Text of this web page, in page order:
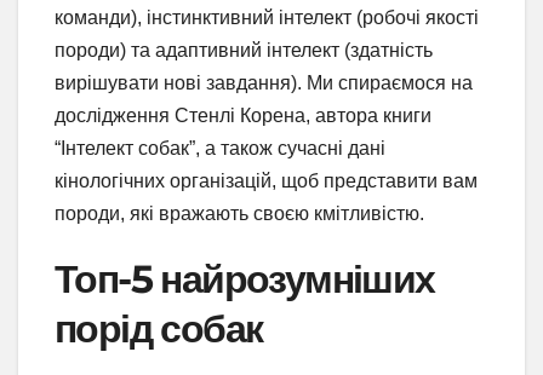
команди), інстинктивний інтелект (робочі якості
породи) та адаптивний інтелект (здатність
вирішувати нові завдання). Ми спираємося на
дослідження Стенлі Корена, автора книги
“Інтелект собак”, а також сучасні дані
кінологічних організацій, щоб представити вам
породи, які вражають своєю кмітливістю.
Топ-5 найрозумніших
порід собак